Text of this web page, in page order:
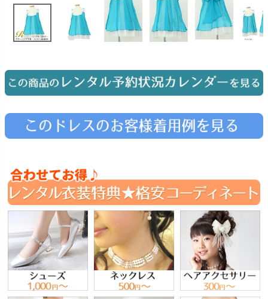
Angel's Photo Studio
対応 七五三・発表会・記念撮影
予約 Web または お電話
ヘアメイク・着付け